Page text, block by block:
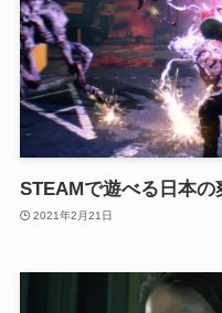
STEAMで遊べる日本
2021年2月21日